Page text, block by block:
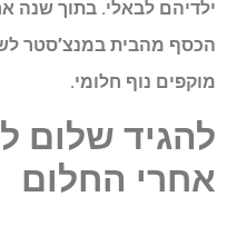
ילדיהם לבאלי. בתוך שנה
הכסף מהבית במנצ’סטר
מוקפים נוף חלומי.
להגיד שלום
אחרי החלום